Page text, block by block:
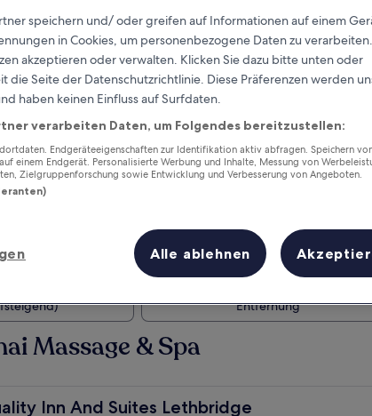
Verdiene Prämien für jede
wahrgenommene Übernachtung
Dieses Wochenende
7. Aug. - 9. Aug.
Entfernung
Massage & Spa
Inn And Suites Lethbridge
Inn And Suites Lethbridge
speichern und/ oder greifen auf Informationen auf einem
in Cookies, um personenbezogene Daten zu
akzeptieren oder verwalten. Klicken Sie dazu bitte unten oder
die Seite der Datenschutzrichtlinie. Diese Präferenzen werden
haben keinen Einfluss auf Surfdaten.
verarbeiten Daten, um Folgendes bereitzustellen:
Endgeräteeigenschaften zur Identifikation aktiv abfragen. Speichern
einem Endgerät. Personalisierte Werbung und Inhalte, Messung von
Zielgruppenforschung sowie Entwicklung und Verbesserung von Angeboten.
Alle ablehnen